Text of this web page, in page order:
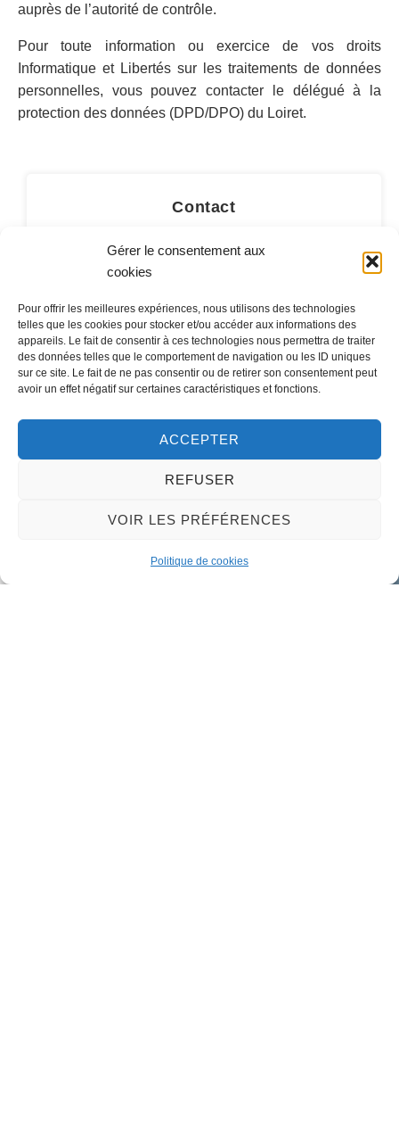
Gérer le consentement aux
cookies
Pour offrir les meilleures expériences, nous utilisons des technologies
telles que les cookies pour stocker et/ou accéder aux informations des
appareils. Le fait de consentir à ces technologies nous permettra de traiter
des données telles que le comportement de navigation ou les ID uniques
sur ce site. Le fait de ne pas consentir ou de retirer son consentement peut
avoir un effet négatif sur certaines caractéristiques et fonctions.
ACCEPTER
REFUSER
VOIR LES PRÉFÉRENCES
Politique de cookies
Contact
LA MAIRIE
45130 – Meung-sur-Loire
Email :mairie@meung-sur-loire.com
Tel:+33 (0)2 38 46 94 94
Nous contacter
auprès de l’autorité de contrôle.
Pour toute information ou exercice de vos droits
Informatique et Libertés sur les traitements de données
personnelles, vous pouvez contacter le délégué à la
protection des données (DPD/DPO) du Loiret.